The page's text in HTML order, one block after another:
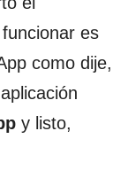
es
como dije,
y listo,